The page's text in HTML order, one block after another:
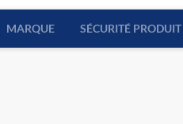
MARQUE SÉCURITÉ PRODUIT